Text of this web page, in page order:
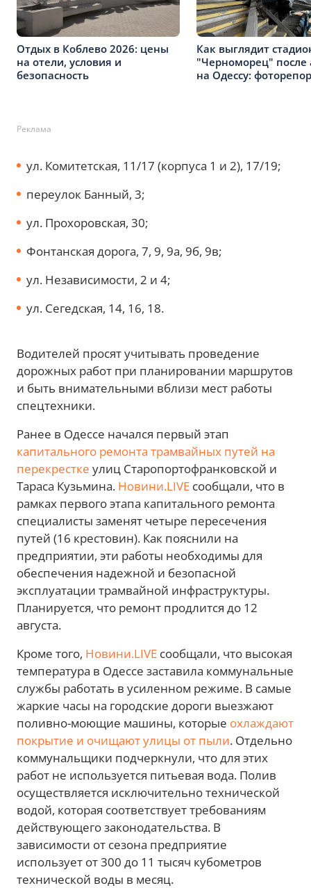
Отдых в Коблево 2026: цены
на отели, условия и
безопасность
Как выглядит
"Черноморец" после
на Одессу:
Реклама
ул. Комитетская, 11/17 (корпуса 1 и 2), 17/19;
переулок Банный, 3;
ул. Прохоровская, 30;
Фонтанская дорога, 7, 9, 9а, 9б, 9в;
ул. Независимости, 2 и 4;
ул. Сегедская, 14, 16, 18.
Водителей просят учитывать проведение
дорожных работ при планировании маршрутов
и быть внимательными вблизи мест работы
спецтехники.
Ранее в Одессе начался первый этап
капитального ремонта трамвайных путей на
перекрестке улиц Старопортофранковской и
Тараса Кузьмина. Новини.LIVE сообщали, что в
рамках первого этапа капитального ремонта
специалисты заменят четыре пересечения
путей (16 крестовин). Как пояснили на
предприятии, эти работы необходимы для
обеспечения надежной и безопасной
эксплуатации трамвайной инфраструктуры.
Планируется, что ремонт продлится до 12
августа.
Кроме того, Новини.LIVE сообщали, что высокая
температура в Одессе заставила коммунальные
службы работать в усиленном режиме. В самые
жаркие часы на городские дороги выезжают
поливно-моющие машины, которые охлаждают
покрытие и очищают улицы от пыли. Отдельно
коммунальщики подчеркнули, что для этих
работ не используется питьевая вода. Полив
осуществляется исключительно технической
водой, которая соответствует требованиям
действующего законодательства. В
зависимости от сезона предприятие
использует от 300 до 11 тысяч кубометров
технической воды в месяц.